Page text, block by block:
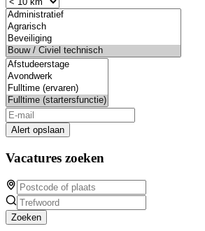
Alert opslaan
Vacatures zoeken
Zoeken